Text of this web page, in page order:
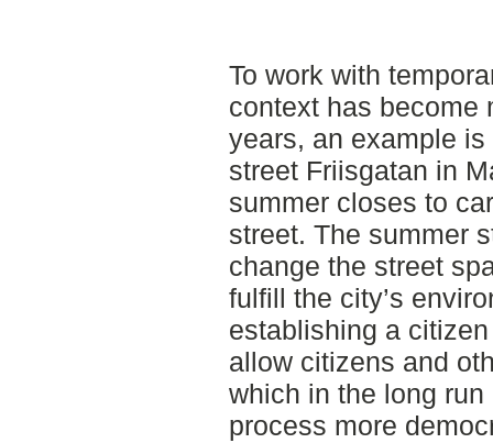
To work with
context has become
years, an example
street Friisgatan in
summer closes to
street. The summer
change the street
fulfill the city’s
establishing a
allow citizens and
which in the long
process more